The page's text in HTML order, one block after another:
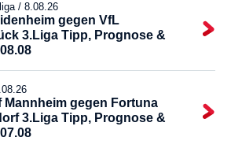
/ 8.08.26
gegen VfL
3.Liga Tipp, Prognose &
Mannheim gegen Fortuna
3.Liga Tipp, Prognose &